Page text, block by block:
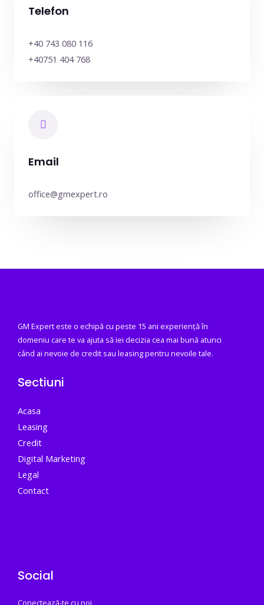
Telefon
+40 743 080 116
+40751 404 768
Email
office@gmexpert.ro
GM Expert este o echipă cu peste 15 ani experiență în
domeniu care te va ajuta să iei decizia cea mai bună atunci
când ai nevoie de credit sau leasing pentru nevoile tale.
Sectiuni
Acasa
Leasing
Credit
Digital Marketing
Legal
Contact
Social
Conectează-te cu noi